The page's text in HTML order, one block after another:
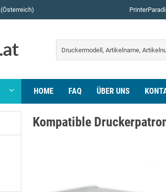
(Österreich)
HOME FAQ ÜBER UNS
Kompatible